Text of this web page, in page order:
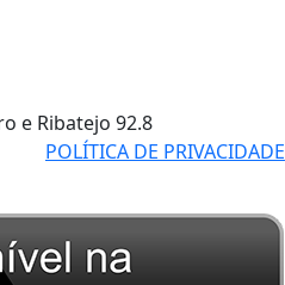
e Ribatejo 92.8
POLÍTICA DE PRIVACIDADE